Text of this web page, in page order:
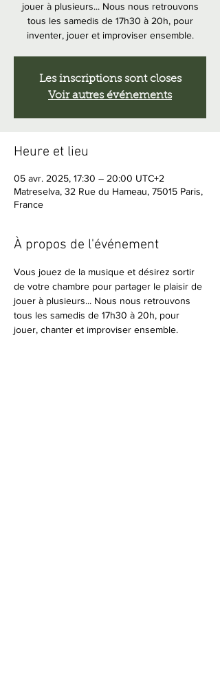
jouer à plusieurs... Nous nous retrouvons
tous les samedis de 17h30 à 20h, pour
inventer, jouer et improviser ensemble.
Les inscriptions sont closes
Voir autres événements
Heure et lieu
05 avr. 2025, 17:30 – 20:00 UTC+2
Matreselva, 32 Rue du Hameau, 75015 Paris,
France
À propos de l'événement
Vous jouez de la musique et désirez sortir
de votre chambre pour partager le plaisir de
jouer à plusieurs... Nous nous retrouvons
tous les samedis de 17h30 à 20h, pour
jouer, chanter et improviser ensemble.